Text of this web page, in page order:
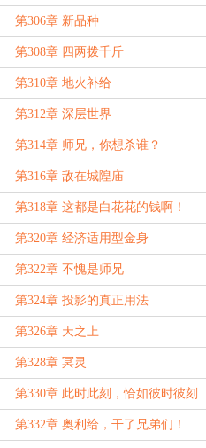
第306章 新品种
第308章 四两拨千斤
第310章 地火补给
第312章 深层世界
第314章 师兄，你想杀谁？
第316章 敌在城隍庙
第318章 这都是白花花的钱啊！
第320章 经济适用型金身
第322章 不愧是师兄
第324章 投影的真正用法
第326章 天之上
第328章 冥灵
第330章 此时此刻，恰如彼时彼刻
第332章 奥利给，干了兄弟们！